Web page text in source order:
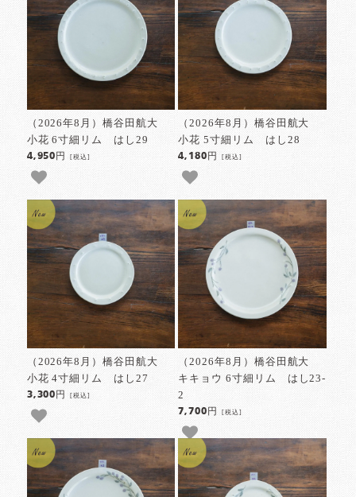
（2026年8月）橋谷田航大
小花 6寸細リム はし29
4,950円[税込]
（2026年8月）橋谷田航大
小花 5寸細リム はし28
4,180円 [税込]
（2026年8月）橋谷田航大
小花 4寸細リム はし27
3,300円[税込]
（2026年8月）橋谷田航大
キキョウ 6寸細リム はし23-
2
7,700円 [税込]